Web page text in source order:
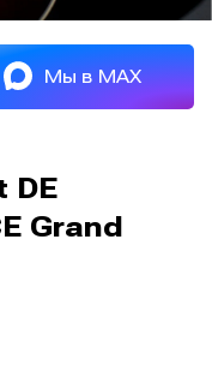
Мы в MAX
DE
Grand